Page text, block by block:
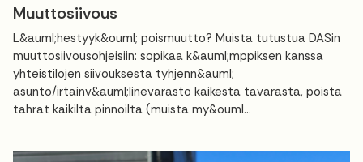
Muuttosiivous
L&auml;hestyyk&ouml; poismuutto? Muista tutustua DASin
muuttosiivousohjeisiin: sopikaa k&auml;mppiksen kanssa
yhteistilojen siivouksesta tyhjenn&auml;
asunto/irtainv&auml;linevarasto kaikesta tavarasta, poista
tahrat kaikilta pinnoilta (muista my&ouml...